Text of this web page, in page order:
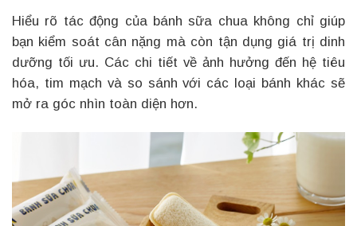
Hiểu rõ tác động của bánh sữa chua không chỉ giúp
bạn kiểm soát cân nặng mà còn tận dụng giá trị dinh
dưỡng tối ưu. Các chi tiết về ảnh hưởng đến hệ tiêu
hóa, tim mạch và so sánh với các loại bánh khác sẽ
mở ra góc nhìn toàn diện hơn.